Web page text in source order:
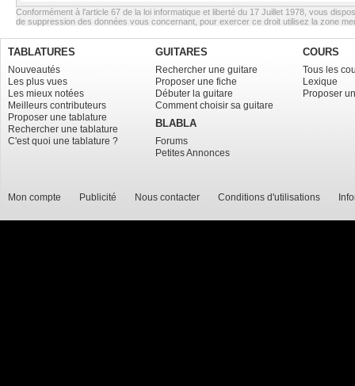
Conformément à l’article 67 de la loi informatique et liberté du 17 Juillet 1978, vous
de suppression des données vous concernant, pour exercer ce droit utilisez la zone
TABLATURES
Nouveautés
Les plus vues
Les mieux notées
Meilleurs contributeurs
Proposer une tablature
Rechercher une tablature
C'est quoi une tablature ?
GUITARES
Rechercher une guitare
Proposer une fiche
Débuter la guitare
Comment choisir sa guitare
BLABLA
Forums
Petites Annonces
COURS
Tous les
Lexique
Proposer
Mon compte Publicité Nous contacter Conditions d'utilisations